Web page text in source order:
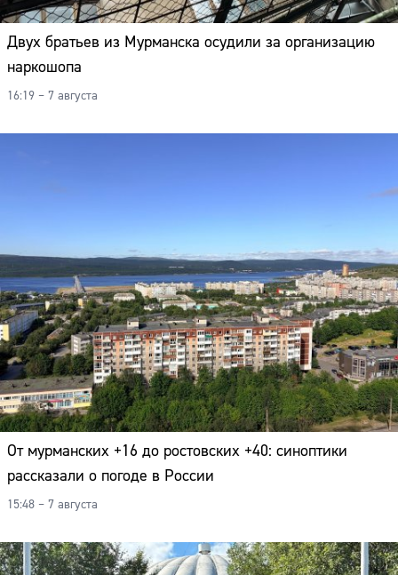
Двух братьев из Мурманска осудили за организацию
наркошопа
16:19 – 7 августа
От мурманских +16 до ростовских +40: синоптики
рассказали о погоде в России
15:48 – 7 августа